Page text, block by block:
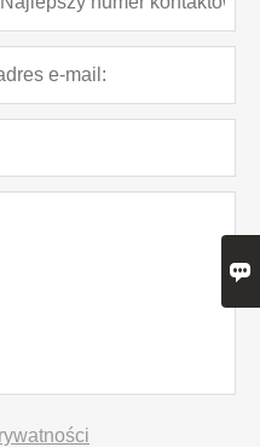
